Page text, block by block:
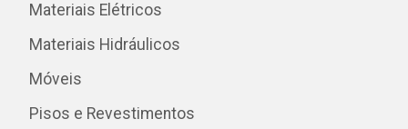
Materiais Elétricos
Materiais Hidráulicos
Móveis
Pisos e Revestimentos